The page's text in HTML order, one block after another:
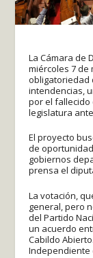
La Cámara de
miércoles 7 de
obligatoriedad
intendencias,
por el fallecido
legislatura
El proyecto
de
gobiernos
prensa el
La votación,
general, pero
del Partido
un acuerdo
Cabildo
Independiente